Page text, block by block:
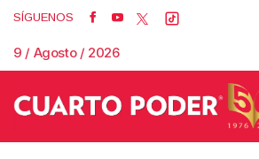
SÍGUENOS
9 / Agosto / 2026